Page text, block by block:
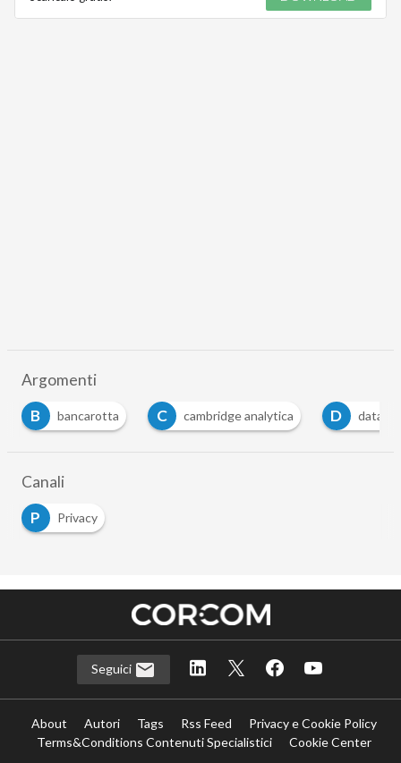
Argomenti
B
bancarotta C cambridge analytica D
Canali
P
Privacy
Seguici
About Autori Tags Rss Feed
Privacy e Cookie Policy
Terms&Conditions Contenuti Specialistici
Cookie Center